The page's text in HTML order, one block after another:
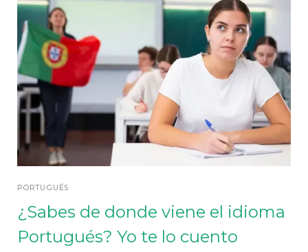
PORTUGUÉS
¿Sabes de donde viene el idioma
Portugués? Yo te lo cuento